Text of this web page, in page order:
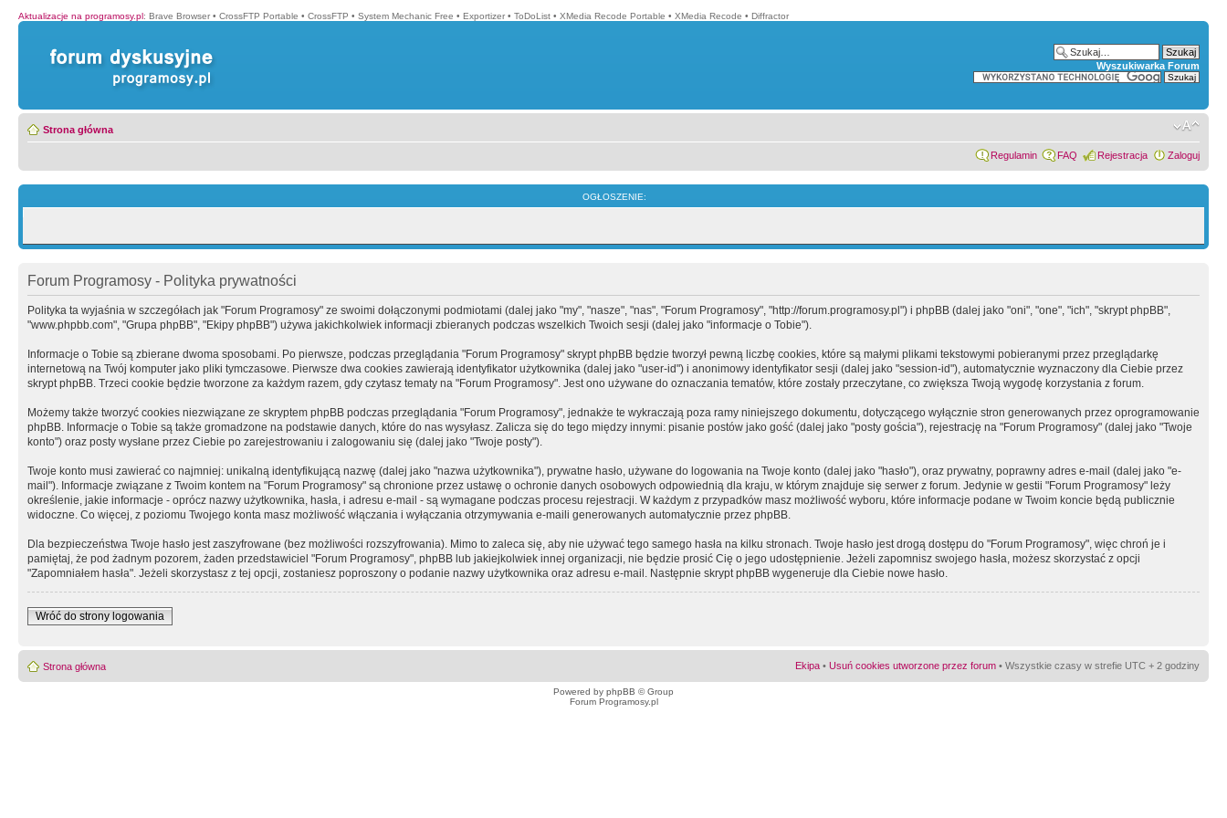
Aktualizacje na programosy.pl: Brave Browser • CrossFTP Portable • CrossFTP • System Mechanic Free • Exportizer • ToDoList • XMedia Recode Portable • XMedia Recode • Diffractor
Wyszukiwarka Forum
Strona główna
Regulamin FAQ Rejestracja Zaloguj
OGŁOSZENIE:
Forum Programosy - Polityka prywatności
Polityka ta wyjaśnia w szczegółach jak "Forum Programosy" ze swoimi dołączonymi podmiotami (dalej jako "my", "nasze", "nas", "Forum Programosy", "http://forum.programosy.pl") i phpBB (dalej jako "oni", "one", "ich", "skrypt phpBB",
"www.phpbb.com", "Grupa phpBB", "Ekipy phpBB") używa jakichkolwiek informacji zbieranych podczas wszelkich Twoich sesji (dalej jako "informacje o Tobie").
Informacje o Tobie są zbierane dwoma sposobami. Po pierwsze, podczas przeglądania "Forum Programosy" skrypt phpBB będzie tworzył pewną liczbę cookies, które są małymi plikami tekstowymi pobieranymi przez przeglądarkę
internetową na Twój komputer jako pliki tymczasowe. Pierwsze dwa cookies zawierają identyfikator użytkownika (dalej jako "user-id") i anonimowy identyfikator sesji (dalej jako "session-id"), automatycznie wyznaczony dla Ciebie przez
skrypt phpBB. Trzeci cookie będzie tworzone za każdym razem, gdy czytasz tematy na "Forum Programosy". Jest ono używane do oznaczania tematów, które zostały przeczytane, co zwiększa Twoją wygodę korzystania z forum.
Możemy także tworzyć cookies niezwiązane ze skryptem phpBB podczas przeglądania "Forum Programosy", jednakże te wykraczają poza ramy niniejszego dokumentu, dotyczącego wyłącznie stron generowanych przez oprogramowanie
phpBB. Informacje o Tobie są także gromadzone na podstawie danych, które do nas wysyłasz. Zalicza się do tego między innymi: pisanie postów jako gość (dalej jako "posty gościa"), rejestrację na "Forum Programosy" (dalej jako "Twoje
konto") oraz posty wysłane przez Ciebie po zarejestrowaniu i zalogowaniu się (dalej jako "Twoje posty").
Twoje konto musi zawierać co najmniej: unikalną identyfikującą nazwę (dalej jako "nazwa użytkownika"), prywatne hasło, używane do logowania na Twoje konto (dalej jako "hasło"), oraz prywatny, poprawny adres e-mail (dalej jako "e-
mail"). Informacje związane z Twoim kontem na "Forum Programosy" są chronione przez ustawę o ochronie danych osobowych odpowiednią dla kraju, w którym znajduje się serwer z forum. Jedynie w gestii "Forum Programosy" leży
określenie, jakie informacje - oprócz nazwy użytkownika, hasła, i adresu e-mail - są wymagane podczas procesu rejestracji. W każdym z przypadków masz możliwość wyboru, które informacje podane w Twoim koncie będą publicznie
widoczne. Co więcej, z poziomu Twojego konta masz możliwość włączania i wyłączania otrzymywania e-maili generowanych automatycznie przez phpBB.
Dla bezpieczeństwa Twoje hasło jest zaszyfrowane (bez możliwości rozszyfrowania). Mimo to zaleca się, aby nie używać tego samego hasła na kilku stronach. Twoje hasło jest drogą dostępu do "Forum Programosy", więc chroń je i
pamiętaj, że pod żadnym pozorem, żaden przedstawiciel "Forum Programosy", phpBB lub jakiejkolwiek innej organizacji, nie będzie prosić Cię o jego udostępnienie. Jeżeli zapomnisz swojego hasła, możesz skorzystać z opcji
"Zapomniałem hasła". Jeżeli skorzystasz z tej opcji, zostaniesz poproszony o podanie nazwy użytkownika oraz adresu e-mail. Następnie skrypt phpBB wygeneruje dla Ciebie nowe hasło.
Wróć do strony logowania
Strona główna Ekipa • Usuń cookies utworzone przez forum • Wszystkie czasy w strefie UTC + 2 godziny
Powered by phpBB © Group
Forum Programosy.pl